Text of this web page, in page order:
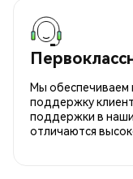
Мы обеспечиваем
поддержку
поддержки в
отличаются